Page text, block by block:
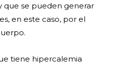
que se pueden generar
en este caso, por el
tiene hipercalemia